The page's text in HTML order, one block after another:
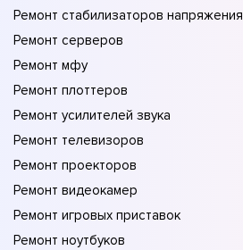
Ремонт стабилизаторов напряжения
Ремонт серверов
Ремонт мфу
Ремонт плоттеров
Ремонт усилителей звука
Ремонт телевизоров
Ремонт проекторов
Ремонт видеокамер
Ремонт игровых приставок
Ремонт ноутбуков